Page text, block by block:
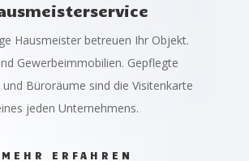
Hausmeister betreuen Ihr Objekt.
Gewerbeimmobilien. Gepflegte
Büroräume sind die Visitenkarte
jeden Unternehmens.
MEHR ERFAHREN